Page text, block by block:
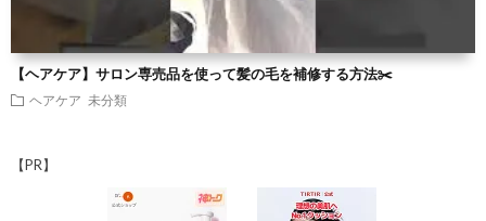
【ヘアケア】サロン専売品を使って髪の毛を補修する方法✂️
ヘアケア 未分類
【PR】